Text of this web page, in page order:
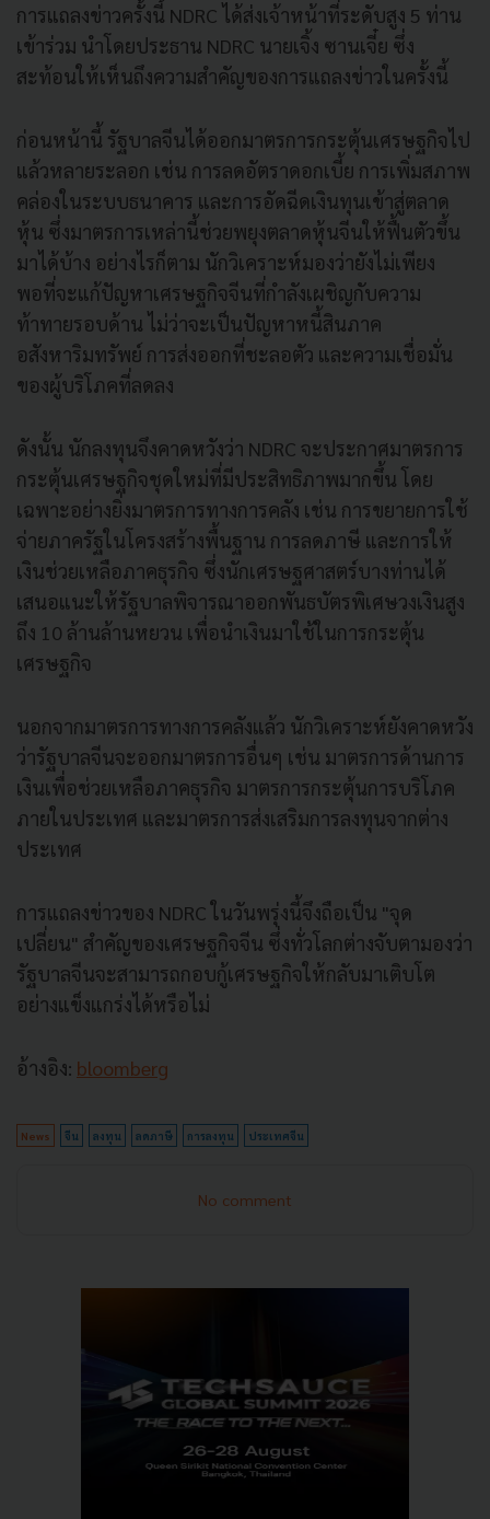
การแถลงข่าวครั้งนี้ NDRC ได้ส่งเจ้าหน้าที่ระดับสูง 5 ท่าน
เข้าร่วม นำโดยประธาน NDRC นายเจิ้ง ซานเจี๋ย ซึ่ง
สะท้อนให้เห็นถึงความสำคัญของการแถลงข่าวในครั้งนี้
ก่อนหน้านี้ รัฐบาลจีนได้ออกมาตรการกระตุ้นเศรษฐกิจไป
แล้วหลายระลอก เช่น การลดอัตราดอกเบี้ย การเพิ่มสภาพ
คล่องในระบบธนาคาร และการอัดฉีดเงินทุนเข้าสู่ตลาด
หุ้น ซึ่งมาตรการเหล่านี้ช่วยพยุงตลาดหุ้นจีนให้ฟื้นตัวขึ้น
มาได้บ้าง อย่างไรก็ตาม นักวิเคราะห์มองว่ายังไม่เพียง
พอที่จะแก้ปัญหาเศรษฐกิจจีนที่กำลังเผชิญกับความ
ท้าทายรอบด้าน ไม่ว่าจะเป็นปัญหาหนี้สินภาค
อสังหาริมทรัพย์ การส่งออกที่ชะลอตัว และความเชื่อมั่น
ของผู้บริโภคที่ลดลง
ดังนั้น นักลงทุนจึงคาดหวังว่า NDRC จะประกาศมาตรการ
กระตุ้นเศรษฐกิจชุดใหม่ที่มีประสิทธิภาพมากขึ้น โดย
เฉพาะอย่างยิ่งมาตรการทางการคลัง เช่น การขยายการใช้
จ่ายภาครัฐในโครงสร้างพื้นฐาน การลดภาษี และการให้
เงินช่วยเหลือภาคธุรกิจ ซึ่งนักเศรษฐศาสตร์บางท่านได้
เสนอแนะให้รัฐบาลพิจารณาออกพันธบัตรพิเศษวงเงินสูง
ถึง 10 ล้านล้านหยวน เพื่อนำเงินมาใช้ในการกระตุ้น
เศรษฐกิจ
นอกจากมาตรการทางการคลังแล้ว นักวิเคราะห์ยังคาดหวัง
ว่ารัฐบาลจีนจะออกมาตรการอื่นๆ เช่น มาตรการด้านการ
เงินเพื่อช่วยเหลือภาคธุรกิจ มาตรการกระตุ้นการบริโภค
ภายในประเทศ และมาตรการส่งเสริมการลงทุนจากต่าง
ประเทศ
การแถลงข่าวของ NDRC ในวันพรุ่งนี้จึงถือเป็น "จุด
เปลี่ยน" สำคัญของเศรษฐกิจจีน ซึ่งทั่วโลกต่างจับตามองว่า
รัฐบาลจีนจะสามารถกอบกู้เศรษฐกิจให้กลับมาเติบโต
อย่างแข็งแกร่งได้หรือไม่
อ้างอิง: bloomberg
News จีน ลงทุน ลดภาษี การลงทุน ประเทศจีน
No comment